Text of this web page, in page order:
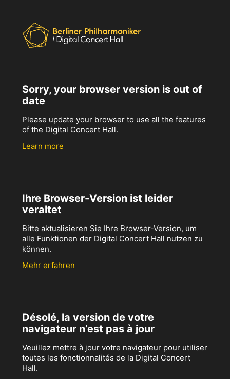
Sorry, your browser version is out of
date
Please update your browser to use all the features
of the Digital Concert Hall.
Learn more
Ihre Browser-Version ist leider
veraltet
Bitte aktualisieren Sie Ihre Browser-Version, um
alle Funktionen der Digital Concert Hall nutzen zu
können.
Mehr erfahren
Désolé, la version de votre
navigateur n’est pas à jour
Veuillez mettre à jour votre navigateur pour utiliser
toutes les fonctionnalités de la Digital Concert
Hall.